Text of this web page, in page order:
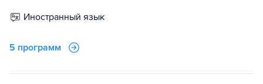
иностранный язык
5 программ